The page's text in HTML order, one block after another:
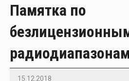
Памятка по
15.12.2018